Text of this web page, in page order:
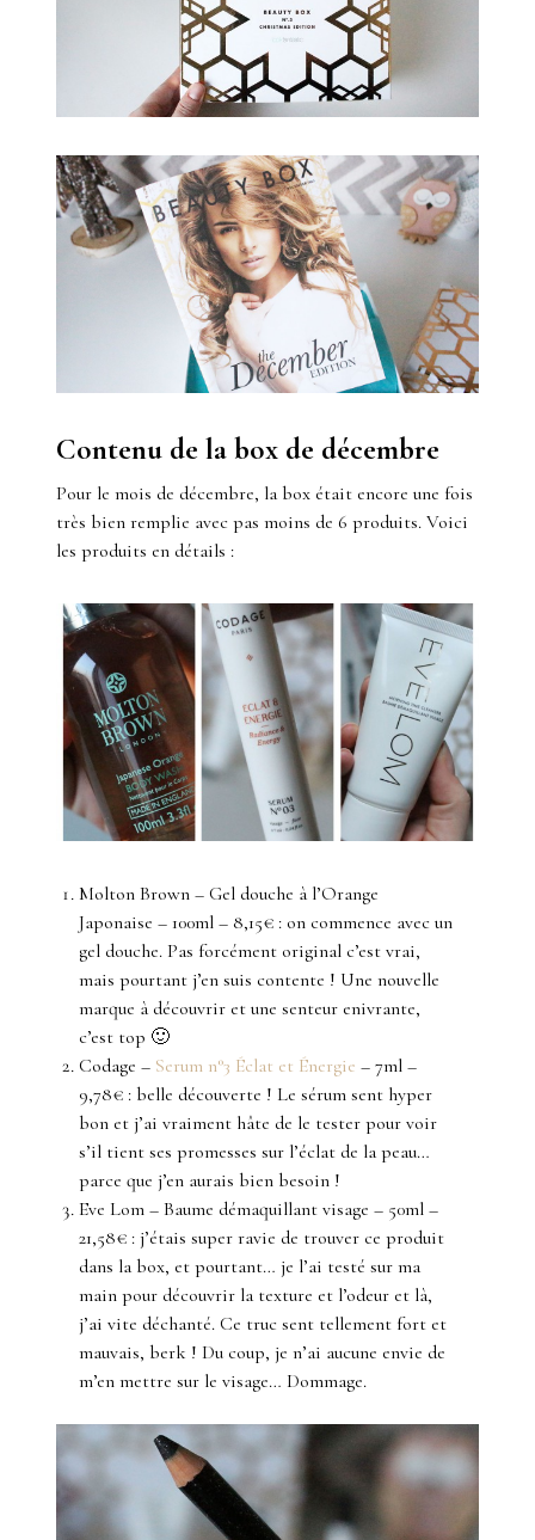
Contenu de la box de décembre
Pour le mois de décembre, la box était encore une fois
très bien remplie avec pas moins de 6 produits. Voici
les produits en détails :
Molton Brown – Gel douche à l’Orange
Japonaise – 100ml – 8,15€ : on commence avec un
gel douche. Pas forcément original c’est vrai,
mais pourtant j’en suis contente ! Une nouvelle
marque à découvrir et une senteur enivrante,
c’est top 🙂
Codage – Serum n°3 Éclat et Énergie – 7ml –
9,78€ : belle découverte ! Le sérum sent hyper
bon et j’ai vraiment hâte de le tester pour voir
s’il tient ses promesses sur l’éclat de la peau…
parce que j’en aurais bien besoin !
Eve Lom – Baume démaquillant visage – 50ml –
21,58€ : j’étais super ravie de trouver ce produit
dans la box, et pourtant… je l’ai testé sur ma
main pour découvrir la texture et l’odeur et là,
j’ai vite déchanté. Ce truc sent tellement fort et
mauvais, berk ! Du coup, je n’ai aucune envie de
m’en mettre sur le visage… Dommage.